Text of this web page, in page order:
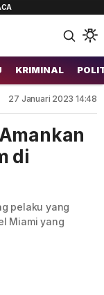
KRIMINAL
27 Januari 2023 14:48
di
pelaku yang
Miami yang